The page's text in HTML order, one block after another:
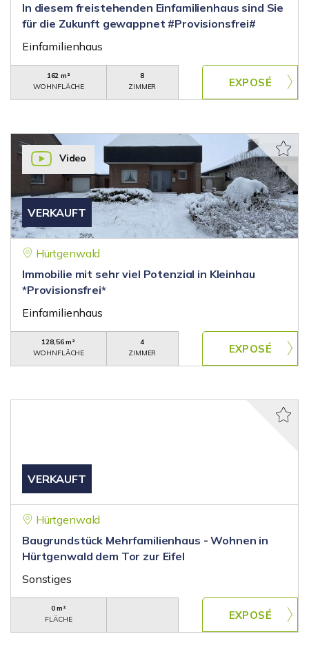
In diesem freistehenden Einfamilienhaus sind Sie
für die Zukunft gewappnet #Provisionsfrei#
Einfamilienhaus
162 m²
WOHNFLÄCHE
8
ZIMMER
VERKAUFT
Video
Hürtgenwald
Immobilie mit sehr viel Potenzial in Kleinhau
*Provisionsfrei*
Einfamilienhaus
128,56 m²
WOHNFLÄCHE
4
ZIMMER
VERKAUFT
Hürtgenwald
Baugrundstück Mehrfamilienhaus - Wohnen in
Hürtgenwald dem Tor zur Eifel
Sonstiges
0 m²
FLÄCHE